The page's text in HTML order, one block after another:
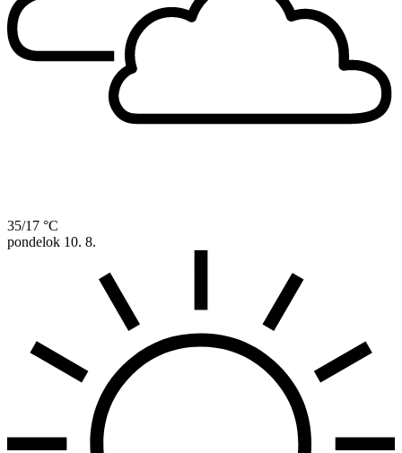
35/17 °C
pondelok 10. 8.